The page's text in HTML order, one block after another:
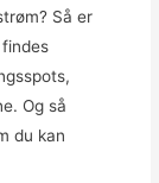
Så er
Og så
du kan